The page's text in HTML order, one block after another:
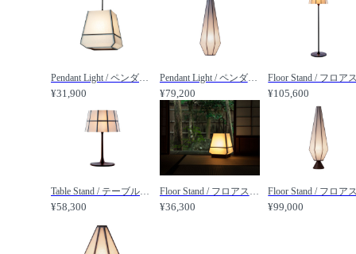
Pendant Light / ペンダントライト #106711 / FLYMEe Japan Style / フライミージャパンスタイル
¥31,900
Pendant Light / ペンダントライト #106712 / FLYMEe Japan Style / フライミージャパンスタイル
¥79,200 ¥105,600
Table Stand / テーブルスタンド #106715 / FLYMEe Japan Style / フライミージャパンスタイル
¥58,300
Floor Stand / フロアスタンド #106716 / FLYMEe Japan Style / フライミージャパンスタイル
¥36,300 ¥99,000